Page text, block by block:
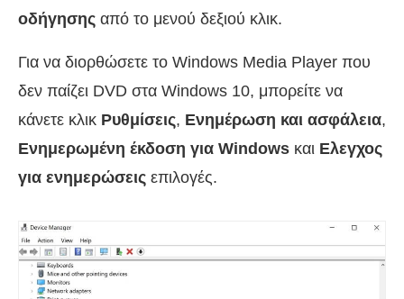
οδήγησης από το μενού δεξιού κλικ.
Για να διορθώσετε το Windows Media Player που
δεν παίζει DVD στα Windows 10, μπορείτε να
κάνετε κλικ Ρυθμίσεις, Ενημέρωση και ασφάλεια,
Ενημερωμένη έκδοση για Windows και Ελεγχος
για ενημερώσεις επιλογές.